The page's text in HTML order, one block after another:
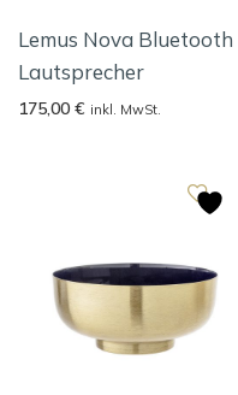
Lemus Nova Bluetooth
Lautsprecher
175,00 € inkl. MwSt.